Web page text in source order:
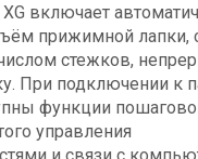
включает
прижимной лапки,
стежков,
При подключении к
функции
управления